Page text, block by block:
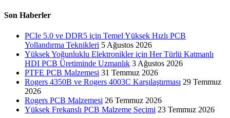
Son Haberler
PCIe 5.0 ve DDR5 için Temel Yüksek Hızlı PCB
Yollandırma Teknikleri 5 Ağustos 2026
Yüksek Yoğunluklu Elektronikler için Her Türlü Katmanlı
HDI PCB Üretiminde Uzmanlık 3 Ağustos 2026
PTFE PCB Malzemesi 31 Temmuz 2026
Rogers 4350B ve Rogers 4003C Karşılaştırması 29 Temmuz
2026
Rogers PCB Malzemesi 26 Temmuz 2026
Yüksek Frekanslı PCB Malzeme Seçimi 23 Temmuz 2026